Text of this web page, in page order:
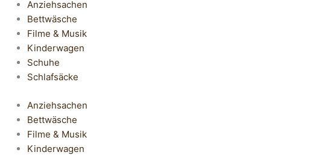
Anziehsachen
Bettwäsche
Filme & Musik
Kinderwagen
Schuhe
Schlafsäcke
Anziehsachen
Bettwäsche
Filme & Musik
Kinderwagen